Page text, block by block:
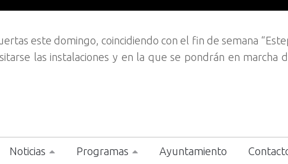
este domingo, coincidiendo con el fin de semana
las instalaciones y en la que se pondrán en marcha
Noticias Programas Ayuntamiento